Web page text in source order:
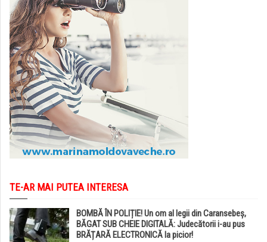
TE-AR MAI PUTEA INTERESA
BOMBĂ ÎN POLIȚIE! Un om al legii din Caransebeș,
BĂGAT SUB CHEIE DIGITALĂ: Judecătorii i-au pus
BRĂȚARĂ ELECTRONICĂ la picior!